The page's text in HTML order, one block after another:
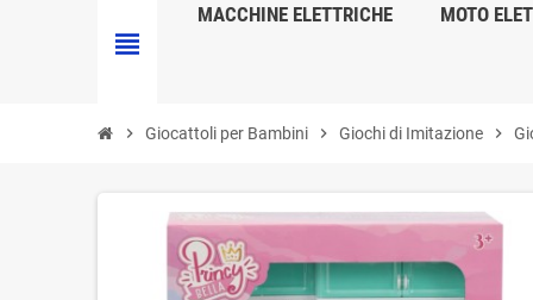
view_headline
MACCHINE ELETTRICHE MOTO
chevron_right Giocattoli per Bambini chevron_right Giochi di Imitazione chevron_right